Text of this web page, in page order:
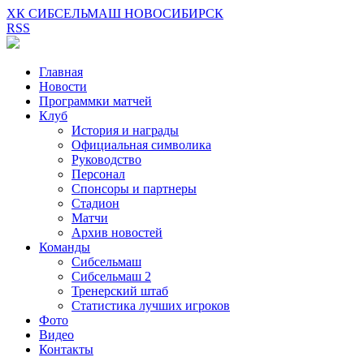
ХК СИБСЕЛЬМАШ НОВОСИБИРСК
RSS
Главная
Новости
Программки матчей
Клуб
История и награды
Официальная символика
Руководство
Персонал
Спонсоры и партнеры
Стадион
Матчи
Архив новостей
Команды
Сибсельмаш
Сибсельмаш 2
Тренерский штаб
Статистика лучших игроков
Фото
Видео
Контакты